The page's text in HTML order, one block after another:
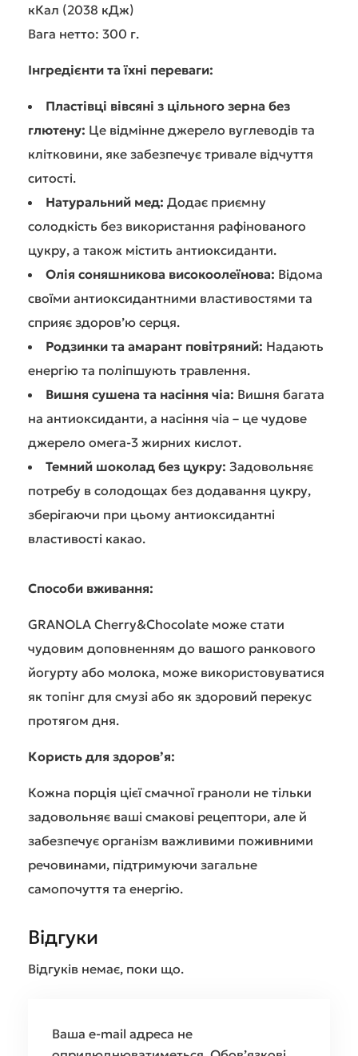
кКал (2038 кДж)
Вага нетто: 300 г.
Інгредієнти та їхні переваги:
Пластівці вівсяні з цільного зерна без
глютену: Це відмінне джерело вуглеводів та
клітковини, яке забезпечує тривале відчуття
ситості.
Натуральний мед: Додає приємну
солодкість без використання рафінованого
цукру, а також містить антиоксиданти.
Олія соняшникова високоолеїнова: Відома
своїми антиоксидантними властивостями та
сприяє здоров’ю серця.
Родзинки та амарант повітряний: Надають
енергію та поліпшують травлення.
Вишня сушена та насіння чіа: Вишня багата
на антиоксиданти, а насіння чіа – це чудове
джерело омега-3 жирних кислот.
Темний шоколад без цукру: Задовольняє
потребу в солодощах без додавання цукру,
зберігаючи при цьому антиоксидантні
властивості какао.
Способи вживання:
GRANOLA Cherry&Chocolate може стати
чудовим доповненням до вашого ранкового
йогурту або молока, може використовуватися
як топінг для смузі або як здоровий перекус
протягом дня.
Користь для здоров’я:
Кожна порція цієї смачної граноли не тільки
задовольняє ваші смакові рецептори, але й
забезпечує організм важливими поживними
речовинами, підтримуючи загальне
самопочуття та енергію.
Відгуки
Відгуків немає, поки що.
Ваша e-mail адреса не